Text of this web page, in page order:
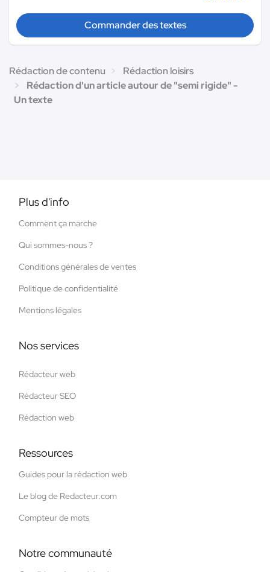
Commander des textes
Rédaction de contenu
Rédaction loisirs
Rédaction d'un article autour de "semi rigide" -
Un texte
Plus d'info
Comment ça marche
Qui sommes-nous ?
Conditions générales de ventes
Politique de confidentialité
Mentions légales
Nos services
Rédacteur web
Rédacteur SEO
Rédaction web
Ressources
Guides pour la rédaction web
Le blog de Redacteur.com
Compteur de mots
Notre communauté